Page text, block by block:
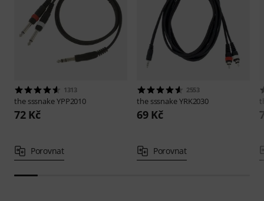
1313
the sssnakeYPP2010
72 Kč
Porovnat
2553
the sssnakeYRK2030
69 Kč
Porovnat